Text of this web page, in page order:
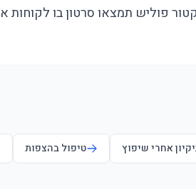
פוליש תמצאו סרטון בו לקוחות
אחרי שיפוץ טיפול בהצפות